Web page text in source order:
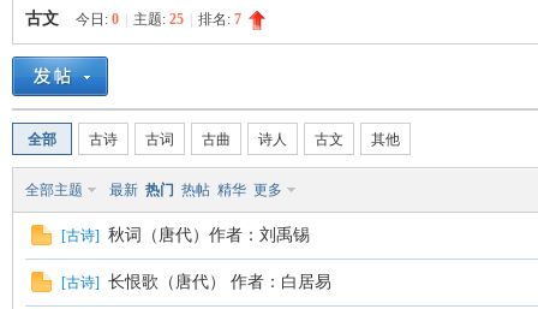
»
古文 今日: 0 主题: 25 排名: 7
全部 古诗 古词 古曲 诗人 古文 其他
全部主题 最新 热门 热帖 精华 更多
[古诗] 秋词（唐代）作者：刘禹锡
[古诗] 长恨歌（唐代） 作者：白居易